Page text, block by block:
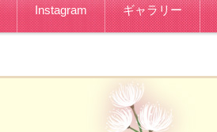
Instagram ギャラリー